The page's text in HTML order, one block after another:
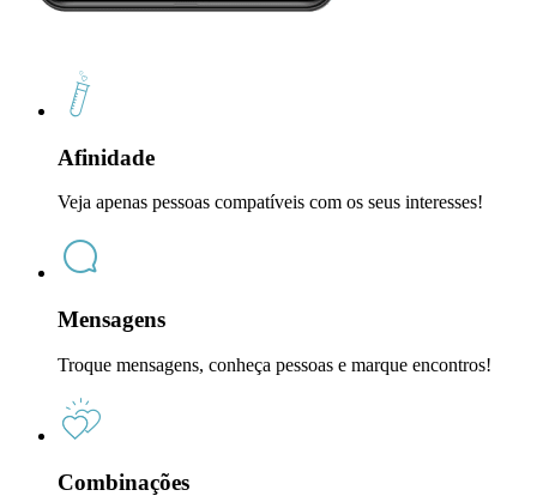
Afinidade
Veja apenas pessoas compatíveis com os seus interesses!
Mensagens
Troque mensagens, conheça pessoas e marque encontros!
Combinações